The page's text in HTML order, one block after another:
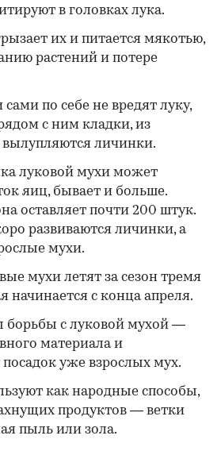
в головках лука.
их и питается мякотью,
растений и потере
по себе не вредят луку,
с ним кладки, из
личинки.
луковой мухи может
яиц, бывает и больше.
оставляет почти 200 штук.
развиваются личинки, а
мухи.
мухи летят за сезон тремя
начинается с конца апреля.
борьбы с луковой мухой —
материала и
посадок уже взрослых мух.
как народные способы,
продуктов — ветки
пыль или зола.